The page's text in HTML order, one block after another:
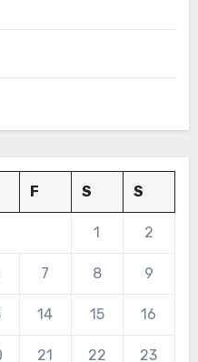
F S S
1 2
7 8 9
14 15 16
21 22 23